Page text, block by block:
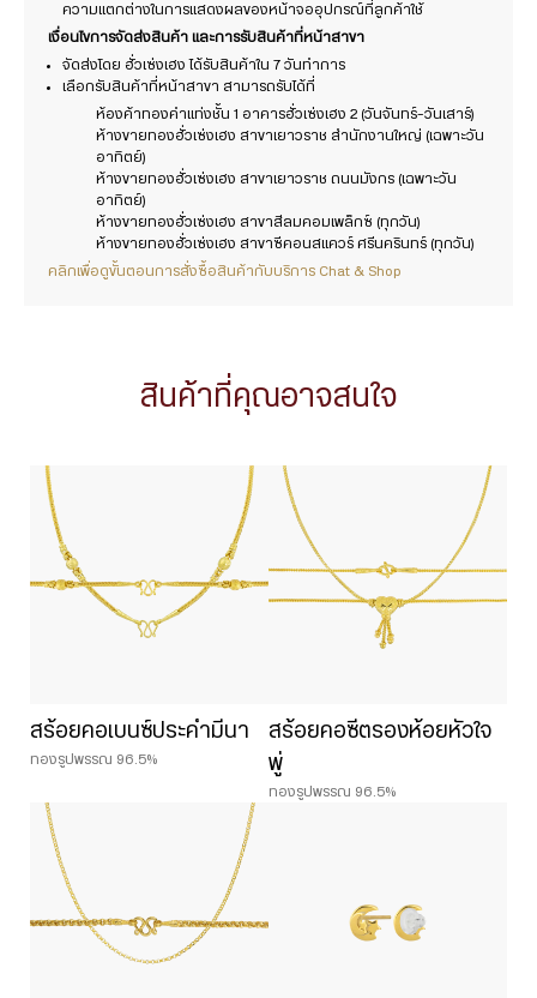
ความแตกต่างในการแสดงผลของหน้าจออุปกรณ์ที่ลูกค้าใช้
เงื่อนไขการจัดส่งสินค้า และการรับสินค้าที่หน้าสาขา
จัดส่งโดย ฮั่วเซ่งเฮง ได้รับสินค้าใน 7 วันทำการ
เลือกรับสินค้าที่หน้าสาขา สามารถรับได้ที่
ห้องค้าทองคำแท่งชั้น 1 อาคารฮั่วเซ่งเฮง 2 (วันจันทร์-วันเสาร์)
ห้างขายทองฮั่วเซ่งเฮง สาขาเยาวราช สำนักงานใหญ่ (เฉพาะวัน
อาทิตย์)
ห้างขายทองฮั่วเซ่งเฮง สาขาเยาวราช ถนนมังกร (เฉพาะวัน
อาทิตย์)
ห้างขายทองฮั่วเซ่งเฮง สาขาสีลมคอมเพล็กซ์ (ทุกวัน)
ห้างขายทองฮั่วเซ่งเฮง สาขาซีคอนสแควร์ ศรีนครินทร์ (ทุกวัน)
คลิกเพื่อดูขั้นตอนการสั่งซื้อสินค้ากับบริการ Chat & Shop
สินค้าที่คุณอาจสนใจ
สร้อยคอเบนซ์ประคำมีนา
ทองรูปพรรณ 96.5%
สร้อยคอซีตรองห้อยหัวใจ
พู่
ทองรูปพรรณ 96.5%